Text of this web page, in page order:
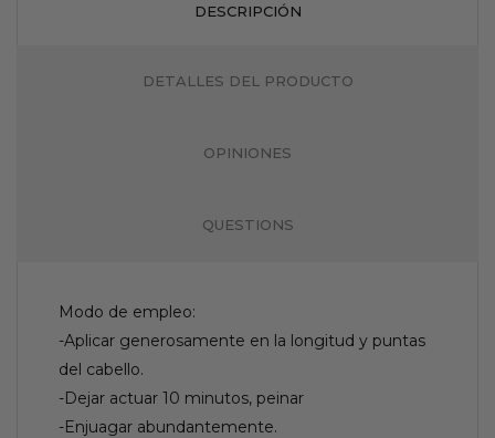
DESCRIPCIÓN
DETALLES DEL PRODUCTO
OPINIONES
QUESTIONS
Modo de empleo:
-Aplicar generosamente en la longitud y puntas
del cabello.
-Dejar actuar 10 minutos, peinar
-Enjuagar abundantemente.